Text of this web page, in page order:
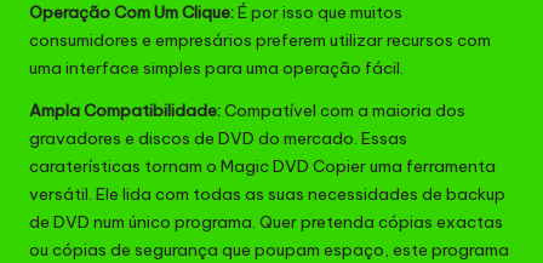
Operação Com Um Clique:É por isso que muitos
consumidores e empresários preferem utilizar recursos com
uma interface simples para uma operação fácil.
Ampla Compatibilidade:Compatível com a maioria dos
gravadores e discos de DVD do mercado. Essas
caraterísticas tornam o Magic DVD Copier uma ferramenta
versátil. Ele lida com todas as suas necessidades de backup
de DVD num único programa. Quer pretenda cópias exactas
ou cópias de segurança que poupam espaço, este programa